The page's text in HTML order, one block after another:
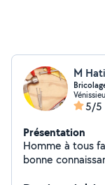
M
5/5
Présentation
Homme à tous
bonne